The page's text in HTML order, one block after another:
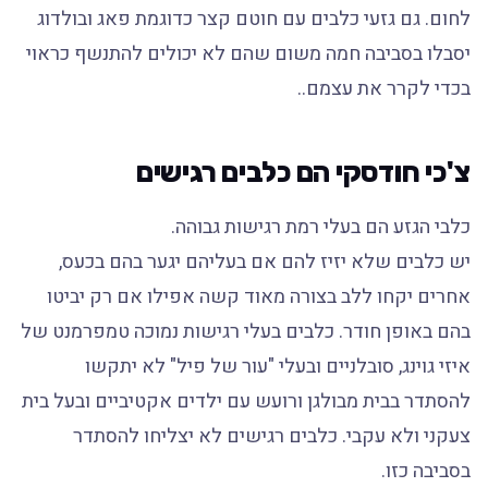
לחום. גם גזעי כלבים עם חוטם קצר כדוגמת פאג ובולדוג
יסבלו בסביבה חמה משום שהם לא יכולים להתנשף כראוי
בכדי לקרר את עצמם..
צ'כי חודסקי הם כלבים רגישים
כלבי הגזע הם בעלי רמת רגישות גבוהה.
יש כלבים שלא יזיז להם אם בעליהם יגער בהם בכעס,
אחרים יקחו ללב בצורה מאוד קשה אפילו אם רק יביטו
בהם באופן חודר. כלבים בעלי רגישות נמוכה טמפרמנט של
איזי גוינג, סובלניים ובעלי "עור של פיל" לא יתקשו
להסתדר בבית מבולגן ורועש עם ילדים אקטיביים ובעל בית
צעקני ולא עקבי. כלבים רגישים לא יצליחו להסתדר
בסביבה כזו.